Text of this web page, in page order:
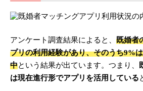
アンケート調査結果によると、 既婚者
プリの利用経験があり、そのうち9%
中という結果が出ています。つまり、
は現在進行形でアプリを活用している